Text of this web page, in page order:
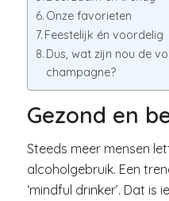
Onze favorieten
Feestelijk én voordelig
Dus, wat zijn nou de
champagne?
Gezond en
Steeds meer mensen
alcoholgebruik. Een
‘mindful drinker’. Dat is